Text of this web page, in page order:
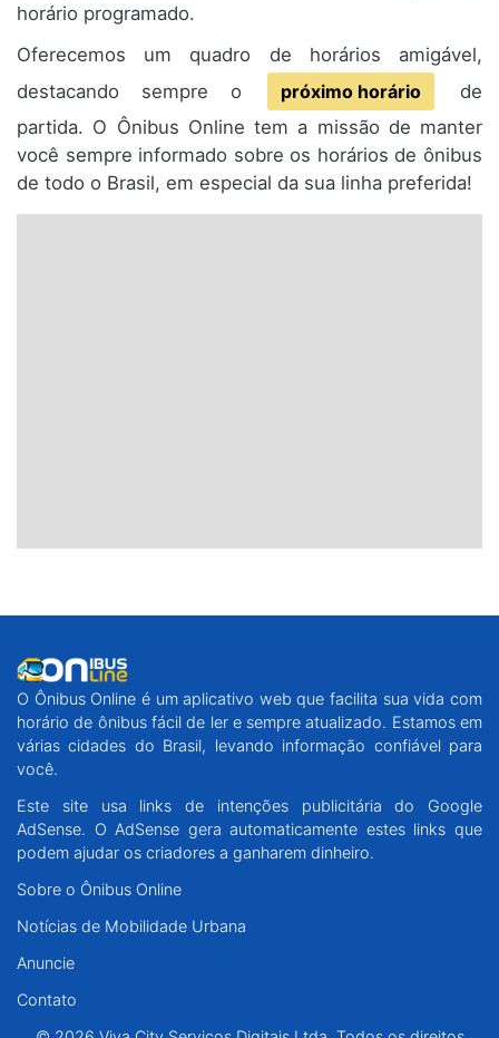
horário programado.
Oferecemos um quadro de horários amigável,
destacando sempre o
próximo horário
de
partida. O Ônibus Online tem a missão de manter
você sempre informado sobre os horários de ônibus
de todo o Brasil, em especial da sua linha preferida!
O Ônibus Online é um aplicativo web que facilita sua vida com
horário de ônibus fácil de ler e sempre atualizado. Estamos em
várias cidades do Brasil, levando informação confiável para
você.
Este site usa links de intenções publicitária do Google
AdSense. O AdSense gera automaticamente estes links que
podem ajudar os criadores a ganharem dinheiro.
Sobre o Ônibus Online
Notícias de Mobilidade Urbana
Anuncie
Contato